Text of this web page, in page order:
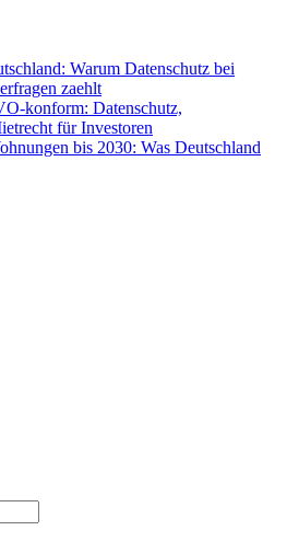
Warum Datenschutz bei
zaehlt
konform: Datenschutz,
für Investoren
bis 2030: Was Deutschland